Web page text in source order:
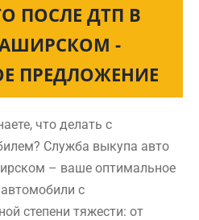
ПОСЛЕ ДТП В
-
ПРЕДЛОЖЕНИЕ
что делать с
Служба выкупа авто
– ваше оптимальное
с
степени тяжести: от